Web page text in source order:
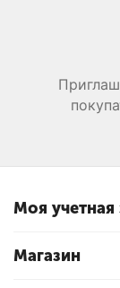
Моя учетная
Магазин